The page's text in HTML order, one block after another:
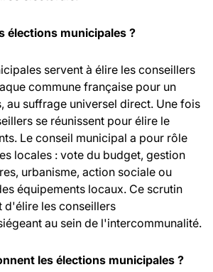
élections municipales ?
servent à élire les conseillers
commune française pour un
au suffrage universel direct. Une fois
se réunissent pour élire le
Le conseil municipal a pour rôle
locales : vote du budget, gestion
urbanisme, action sociale ou
équipements locaux. Ce scrutin
d'élire les conseillers
au sein de l'intercommunalité.
les élections municipales ?